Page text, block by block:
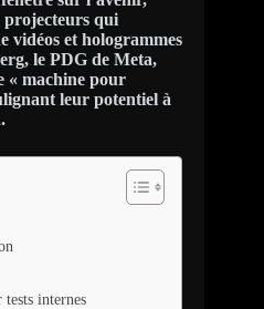
projecteurs qui
vidéos et hologrammes
le PDG de Meta,
« machine pour
leur potentiel à
internes